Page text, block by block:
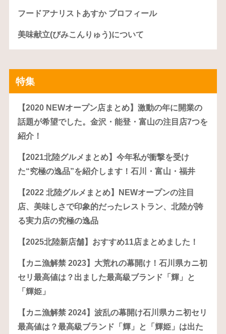
フードアナリストあすか プロフィール
美味献立(びみこんりゅう)について
特集
【2020 NEWオープン店まとめ】激動の年に開業の
話題が希望でした。金沢・能登・富山の注目店7つを
紹介！
【2021北陸グルメまとめ】今年私が衝撃を受け
た“究極の逸品”を紹介します！石川・富山・福井
【2022 北陸グルメまとめ】NEWオープンの注目
店、美味しさで印象的だったレストラン、北陸が誇
る実力店の究極の逸品
【2025北陸新店舗】おすすめ11店まとめました！
【カニ漁解禁 2023】大荒れの幕開け！石川県カニ初
セリ最高値は？出ました最高級ブランド「輝」と
「輝姫」
【カニ漁解禁 2024】波乱の幕開け石川県カニ初セリ
最高値は？最高級ブランド「輝」と「輝姫」は出た